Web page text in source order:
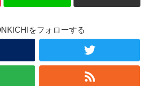
をフォローする